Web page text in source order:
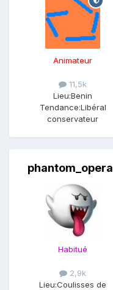
Animateur
11,5k
Lieu:Benin
Tendance:Libéral
conservateur
phantom_opera
Habitué
2,9k
Lieu:Coulisses de